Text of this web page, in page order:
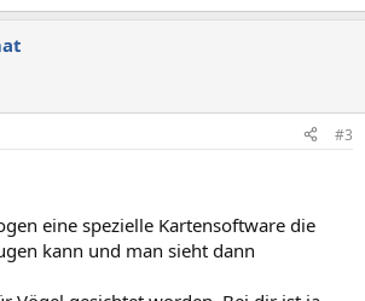
#3
eine spezielle Kartensoftware die
kann und man sieht dann